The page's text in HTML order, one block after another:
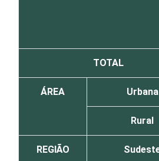
TOTAL
ÁREA Urbana
Rural
REGIÃO